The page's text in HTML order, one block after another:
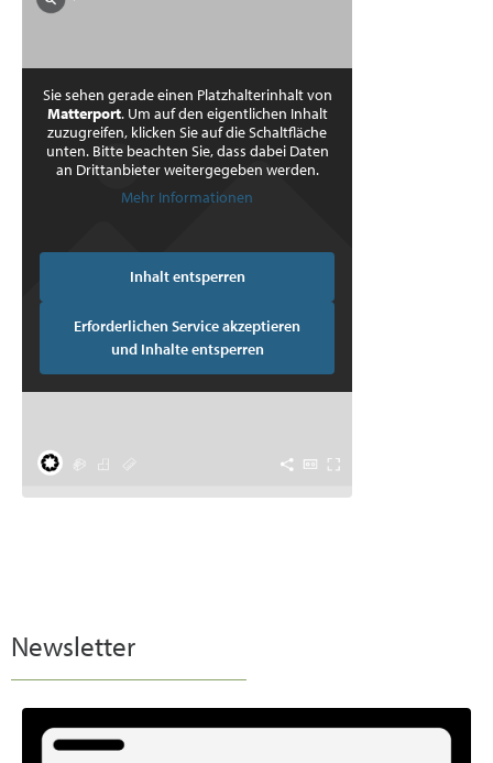
Sie sehen gerade einen Platzhalterinhalt von
Matterport. Um auf den eigentlichen Inhalt
zuzugreifen, klicken Sie auf die Schaltfläche
unten. Bitte beachten Sie, dass dabei Daten
an Drittanbieter weitergegeben werden.
Mehr Informationen
Inhalt entsperren
Erforderlichen Service akzeptieren
und Inhalte entsperren
Newsletter